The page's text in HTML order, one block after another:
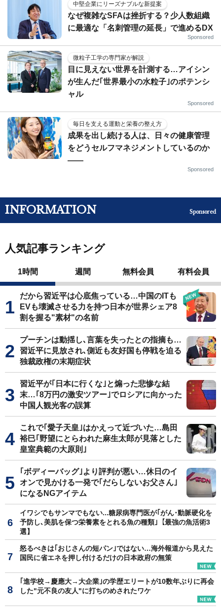
中堅企業にリーズナブルな新提案
なぜ複雑なSFAは挫折する？少人数組織
に最適な「名刺管理の延長」で進めるDX
Sponsored
微粒子工学の専門家が解説
目に見えない世界を計測する…アイシン
が生んだ｢世界最小の水粒子｣のポテンシ
ャル
Sponsored
毎日を支える運動と栄養の整え方
成果を出し続ける人は、日々の健康管理
をどうセルフマネジメントしているのか
——
Sponsored
INFORMATION Sponsored
人気記事ランキング
1時間 週間 無料会員 有料会員
だから習近平は心底焦っている…中国のITも
EVも壊滅させる力を持つ日本が世界シェア8
割を握る"素材"の名前
プーチンは動揺し､言葉を失ったとの指摘も…
習近平に見放され､側近も友好国も停戦を迫る
独裁政権の末期症状
習近平が｢日本に行くな｣と煽った悲惨な結
末…｢8万円の激安ツアー｣でロシアに向かった
中国人観光客の誤算
これで｢愛子天皇｣はかえって近づいた…島田
裕巳｢野望にとらわれた麻生太郎が見落とした
皇室典範の大原則｣
｢ボディーバッグ｣より評判が悪い…休日のイ
オンで見かける一発で｢だらしないお父さん｣
になるNGアイテム
イワシでもサンマでもない...糖尿病専門医が｢がん･動脈硬化を
予防し､美肌を保つ栄養素をとれる魚の種類｣【最強の魚活術3
選】
怒るべきは｢おじさんの短パン｣ではない…海外報道から見えた
国民に省エネを押し付けるだけの日本政府の無策
｢進学校→慶應大→大企業｣の学歴エリートが10数年ぶりに再会
した"元不良の友人"に打ちのめされたワケ